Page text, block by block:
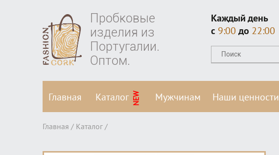
Пробковые
изделия из
Португалии.
Оптом.
Каждый день
c 9:00 до 22:00
Главная Каталог NEW Мужчинам Наши ценности
Главная / Каталог /